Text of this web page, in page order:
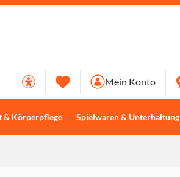
& Körperpflege Spielwaren & Unterhaltung
Mein Konto